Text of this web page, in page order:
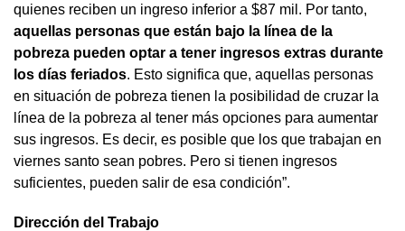
quienes reciben un ingreso inferior a $87 mil. Por tanto,
aquellas personas que están bajo la línea de la
pobreza pueden optar a tener ingresos extras durante
los días feriados. Esto significa que, aquellas personas
en situación de pobreza tienen la posibilidad de cruzar la
línea de la pobreza al tener más opciones para aumentar
sus ingresos. Es decir, es posible que los que trabajan en
viernes santo sean pobres. Pero si tienen ingresos
suficientes, pueden salir de esa condición”.
Dirección del Trabajo